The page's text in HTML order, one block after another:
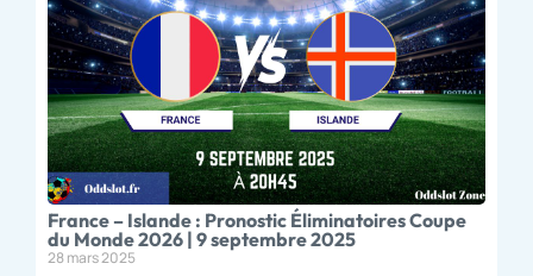
France – Islande : Pronostic Éliminatoires Coupe
du Monde 2026 | 9 septembre 2025
28 mars 2025